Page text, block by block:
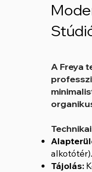
A Freya
alkotótér).
Tájolás: